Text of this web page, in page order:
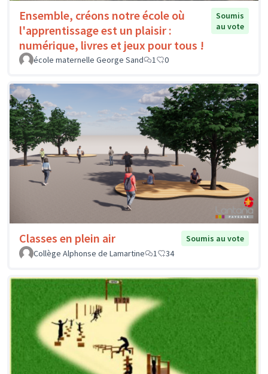
Ensemble, créons notre école où
l'apprentissage est un plaisir :
numérique, livres et jeux pour tous !
Soumis
au vote
école maternelle George Sand 1 0
Classes en plein air
Soumis au vote
Collège Alphonse de Lamartine
1 34